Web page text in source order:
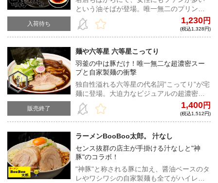
入荷待ち
という油そばが登場。唯一無二のプリンプ
リンな弾力を誇る自家製麺をダイレクトに
味わえる逸品は、らーめんと並ぶ看板商品
だ！
1,230円
(税込1,328円)
販売終了
麺や六等星 六等星こってり
羽釜の中は豚だけ！唯一無二な超濃密スー
プと自家製麺の衝撃
独自性溢れる六等星の代名詞”こってり”が宅
麺に登場。大迫力なビジュアルの超濃密ス
ープと自家製麺の旨味は鮮烈。新たなジャ
ンルを確立した六等星だけの衝撃と味わい
を体感せよ！
1,400円
(税込1,512円)
ラーメンBooBoo太郎。 汁なし
センス抜群の店主が手掛ける汁なしと"神
豚"のコラボ！
"神豚"と称される豚に加え、醤油ベースのタ
レやワシワシの自家製麺も全てがハイレベ